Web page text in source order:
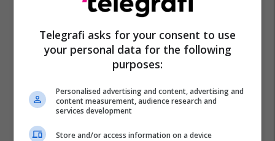
Holiday In 2 – banesa juaj për
pushime pranë detit
Telegrafi asks for your consent to use
your personal data for the following
purposes:
Personalised advertising and content, advertising and
content measurement, audience research and
services development
Store and/or access information on a device